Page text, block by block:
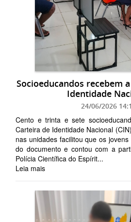
Socioeducandos recebem
Identidade
24/06/2026
Cento e trinta e sete
Carteira de Identidade Nacional
nas unidades facilitou que os
do documento e contou com a
Polícia Científica do Espírit...
Leia mais